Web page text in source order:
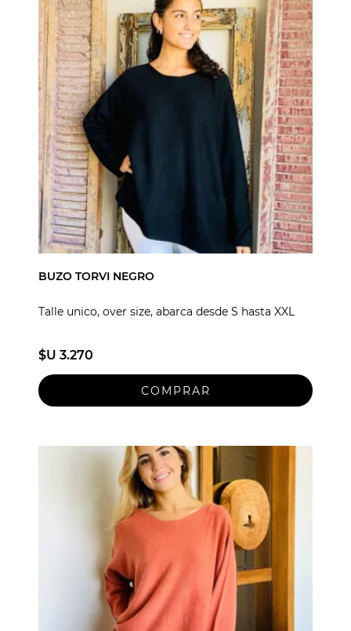
BUZO TORVI NEGRO
Talle unico, over size, abarca desde S hasta XXL
$U 3.270